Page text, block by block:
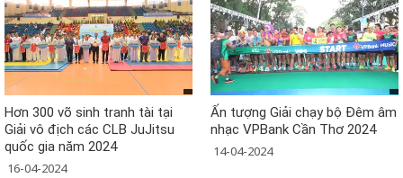
Hơn 300 võ sinh tranh tài tại
Giải vô địch các CLB JuJitsu
quốc gia năm 2024
16-04-2024
Ấn tượng Giải chạy bộ Đêm âm
nhạc VPBank Cần Thơ 2024
14-04-2024